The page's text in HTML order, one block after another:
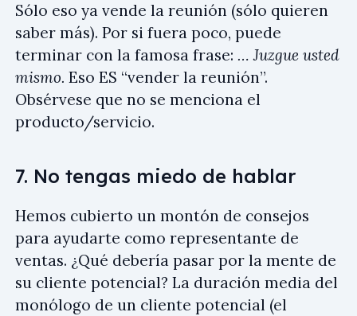
Sólo eso ya vende la reunión (sólo quieren
saber más). Por si fuera poco, puede
terminar con la famosa frase: … Juzgue usted
mismo. Eso ES “vender la reunión”.
Obsérvese que no se menciona el
producto/servicio.
7. No tengas miedo de hablar
Hemos cubierto un montón de consejos
para ayudarte como representante de
ventas. ¿Qué debería pasar por la mente de
su cliente potencial? La duración media del
monólogo de un cliente potencial (el